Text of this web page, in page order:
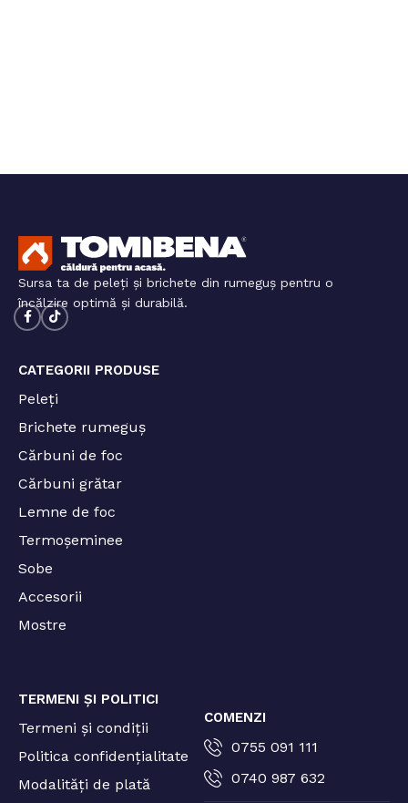
Sursa ta de peleți și brichete din rumeguș pentru o
încălzire optimă și durabilă.
CATEGORII PRODUSE
Peleți
Brichete rumeguș
Cărbuni de foc
Cărbuni grătar
Lemne de foc
Termoșeminee
Sobe
Accesorii
Mostre
TERMENI ȘI POLITICI
Termeni și condiții
Politica confidențialitate
Modalități de plată
COMENZI
0755 091 111
0740 987 632